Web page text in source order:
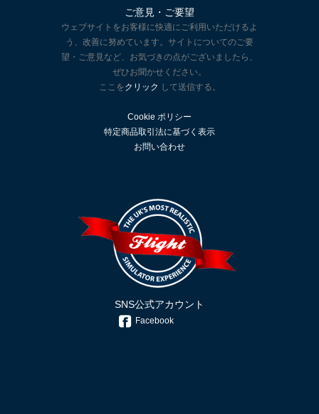
ご意見・ご要望
ウェブサイトをお客様に快適にご利用いただけるよ
う、改善に努めています。サイトについてのご要
望・ご意見など、お気づきの点がございましたら、
ぜひお聞かせください。
ここをクリック して送信する。
Cookie ポリシー
特定商品取引法に基づく表示
お問い合わせ
SNS公式アカウント
Facebook